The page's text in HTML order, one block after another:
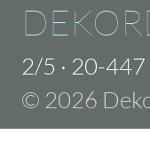
2/5 · 20-447
© 2026